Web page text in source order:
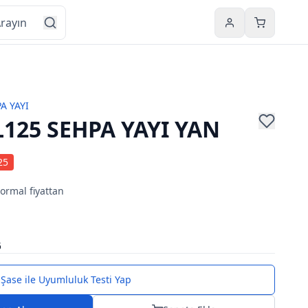
HesabımSepetim
YAYI
SEHPA YAYI YAN
fiyattan
Şase ile Uyumluluk Testi Yap